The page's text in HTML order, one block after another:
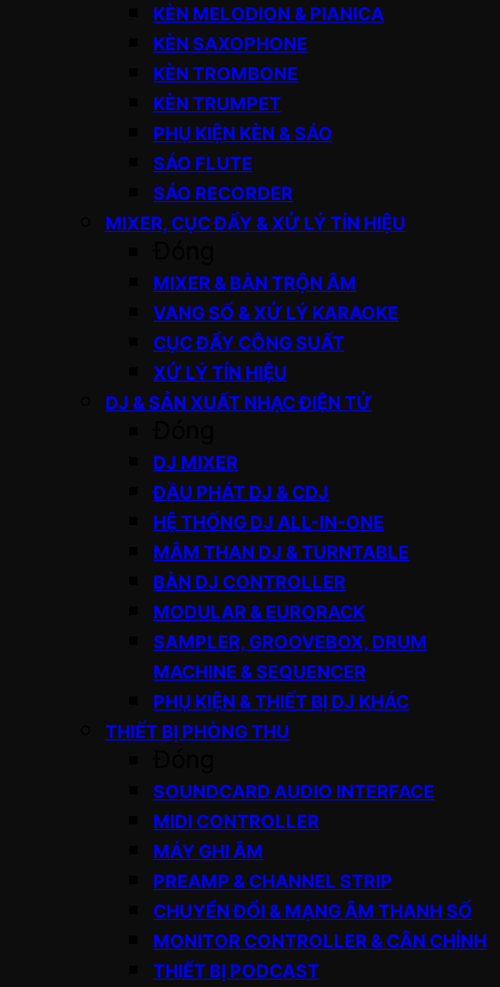
KÈN MELODION & PIANICA
KÈN SAXOPHONE
KÈN TROMBONE
KÈN TRUMPET
PHỤ KIỆN KÈN & SÁO
SÁO FLUTE
SÁO RECORDER
MIXER, CỤC ĐẨY & XỬ LÝ TÍN HIỆU
MIXER & BÀN TRỘN ÂM
VANG SỐ & XỬ LÝ KARAOKE
CỤC ĐẨY CÔNG SUẤT
XỬ LÝ TÍN HIỆU
DJ & SẢN XUẤT NHẠC ĐIỆN TỬ
DJ MIXER
ĐẦU PHÁT DJ & CDJ
HỆ THỐNG DJ ALL-IN-ONE
MÂM THAN DJ & TURNTABLE
BÀN DJ CONTROLLER
MODULAR & EURORACK
SAMPLER, GROOVEBOX, DRUM
MACHINE & SEQUENCER
PHỤ KIỆN & THIẾT BỊ DJ KHÁC
THIẾT BỊ PHÒNG THU
SOUNDCARD AUDIO INTERFACE
MIDI CONTROLLER
MÁY GHI ÂM
PREAMP & CHANNEL STRIP
CHUYỂN ĐỔI & MẠNG ÂM THANH SỐ
MONITOR CONTROLLER & CÂN CHỈNH
THIẾT BỊ PODCAST